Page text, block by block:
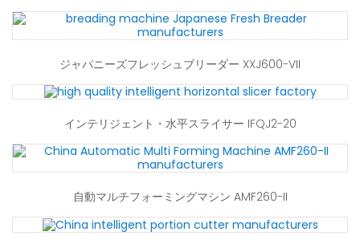
ジャパニーズフレッシュブリーダー XXJ600-VII
インテリジェント・水平スライサー IFQJ2-20
自動マルチフォーミングマシン AMF260-II